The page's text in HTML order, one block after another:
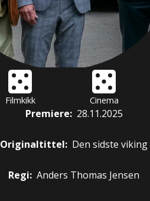
Filmkikk Cinema
Premiere: 28.11.2025
Originaltittel: Den sidste viking
Regi: Anders Thomas Jensen